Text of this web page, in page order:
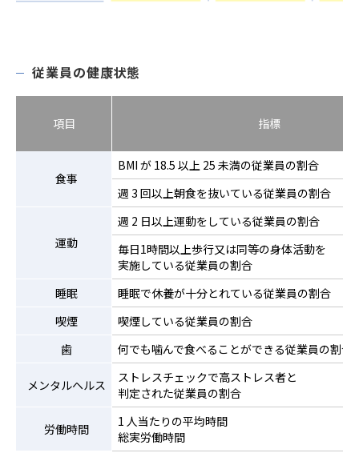
従業員の健康状態
項目 指標
食事
BMI が 18.5 以上 25 未満の従業員の割合
週 3 回以上朝食を抜いている従業員の割合
運動
週 2 日以上運動をしている従業員の割合
毎日1時間以上歩行又は同等の身体活動を
実施している従業員の割合
睡眠
睡眠で休養が十分とれている従業員の割合
喫煙
喫煙している従業員の割合
歯
何でも噛んで食べることができる従業員の割合
メンタルヘルス
ストレスチェックで高ストレス者と
判定された従業員の割合
労働時間
1 人当たりの平均時間
総実労働時間